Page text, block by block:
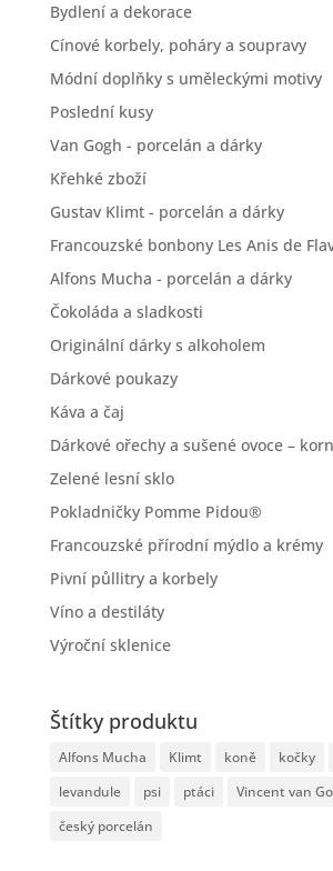
Bydlení a dekorace
Cínové korbely, poháry a soupravy
Módní doplňky s uměleckými motivy
Poslední kusy
Van Gogh - porcelán a dárky
Křehké zboží
Gustav Klimt - porcelán a dárky
Francouzské bonbony Les Anis de
Alfons Mucha - porcelán a dárky
Čokoláda a sladkosti
Originální dárky s alkoholem
Dárkové poukazy
Káva a čaj
Dárkové ořechy a sušené ovoce –
Zelené lesní sklo
Pokladničky Pomme Pidou®
Francouzské přírodní mýdlo a krémy
Pivní půllitry a korbely
Víno a destiláty
Výroční sklenice
Štítky produktu
Alfons Mucha Klimt koně kočky
levandule
psi ptáci Vincent van
český porcelán